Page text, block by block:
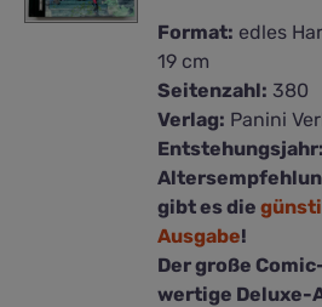
Format: edles
19 cm
Seitenzahl: 380
Verlag: Panini
Entstehungsjahr:
gibt es die
Ausgabe!
Der große
wertige Deluxe-